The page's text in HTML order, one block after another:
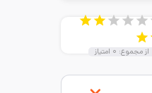
از مجموع: ۰ امتیاز